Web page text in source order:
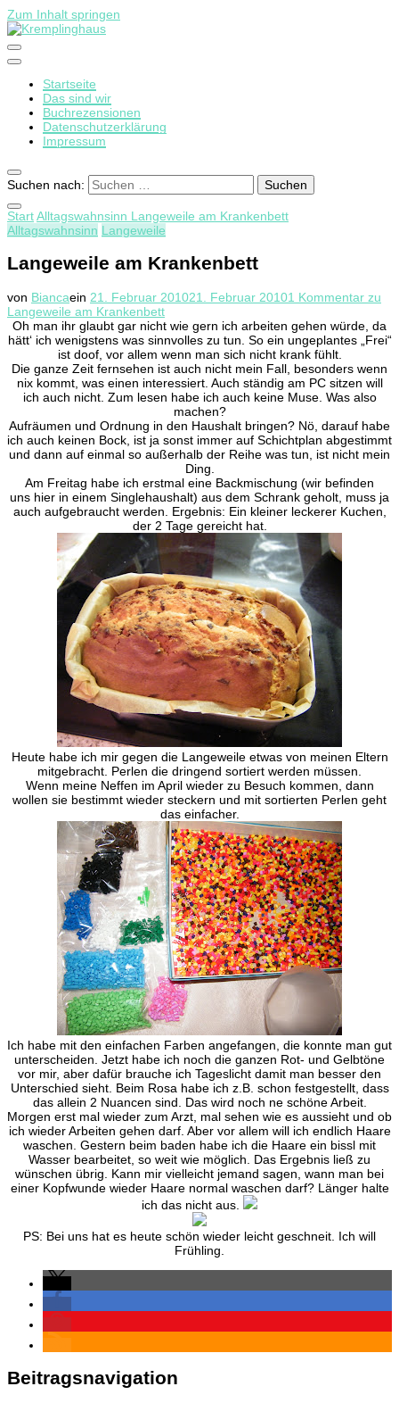
Zum Inhalt springen
Kremplinghaus
Startseite
Das sind wir
Buchrezensionen
Datenschutzerklärung
Impressum
Suchen nach:
StartAlltagswahnsinn Langeweile am Krankenbett
Alltagswahnsinn Langeweile
Langeweile am Krankenbett
von Biancaein 21. Februar 201021. Februar 20101 Kommentar zu
Langeweile am Krankenbett
Oh man ihr glaubt gar nicht wie gern ich arbeiten gehen würde, da
hätt‘ ich wenigstens was sinnvolles zu tun. So ein ungeplantes „Frei“
ist doof, vor allem wenn man sich nicht krank fühlt.
Die ganze Zeit fernsehen ist auch nicht mein Fall, besonders wenn
nix kommt, was einen interessiert. Auch ständig am PC sitzen will
ich auch nicht. Zum lesen habe ich auch keine Muse. Was also
machen?
Aufräumen und Ordnung in den Haushalt bringen? Nö, darauf habe
ich auch keinen Bock, ist ja sonst immer auf Schichtplan abgestimmt
und dann auf einmal so außerhalb der Reihe was tun, ist nicht mein
Ding.
Am Freitag habe ich erstmal eine Backmischung (wir befinden
uns hier in einem Singlehaushalt) aus dem Schrank geholt, muss ja
auch aufgebraucht werden. Ergebnis: Ein kleiner leckerer Kuchen,
der 2 Tage gereicht hat.
Heute habe ich mir gegen die Langeweile etwas von meinen Eltern
mitgebracht. Perlen die dringend sortiert werden müssen.
Wenn meine Neffen im April wieder zu Besuch kommen, dann
wollen sie bestimmt wieder steckern und mit sortierten Perlen geht
das einfacher.
Ich habe mit den einfachen Farben angefangen, die konnte man gut
unterscheiden. Jetzt habe ich noch die ganzen Rot- und Gelbtöne
vor mir, aber dafür brauche ich Tageslicht damit man besser den
Unterschied sieht. Beim Rosa habe ich z.B. schon festgestellt, dass
das allein 2 Nuancen sind. Das wird noch ne schöne Arbeit.
Morgen erst mal wieder zum Arzt, mal sehen wie es aussieht und ob
ich wieder Arbeiten gehen darf. Aber vor allem will ich endlich Haare
waschen. Gestern beim baden habe ich die Haare ein bissl mit
Wasser bearbeitet, so weit wie möglich. Das Ergebnis ließ zu
wünschen übrig. Kann mir vielleicht jemand sagen, wann man bei
einer Kopfwunde wieder Haare normal waschen darf? Länger halte
ich das nicht aus.
PS: Bei uns hat es heute schön wieder leicht geschneit. Ich will
Frühling.
Beitragsnavigation